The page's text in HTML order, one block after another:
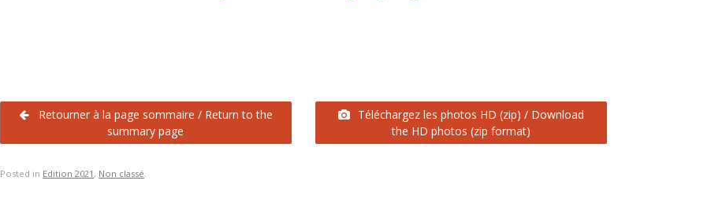
Retourner à la page sommaire / Return to the
summary page
Téléchargez les photos HD (zip) / Download
the HD photos (zip format)
Posted in Edition 2021 , Non classé